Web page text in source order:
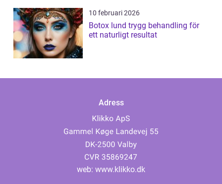
10 februari 2026
Botox lund trygg behandling för
ett naturligt resultat
Adress
web: www.klikko.dk